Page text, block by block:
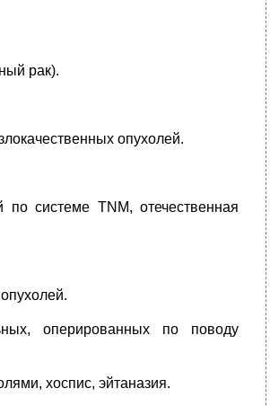
рак).
опухолей.
по системе TNM, отечественная
оперированных по поводу
хоспис, эйтаназия.